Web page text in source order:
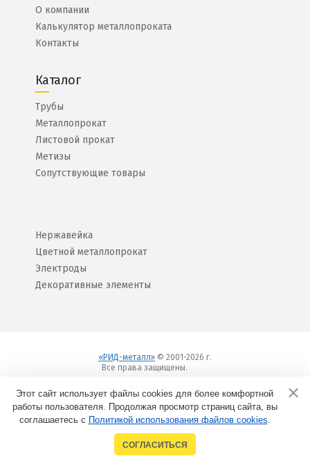
О компании
Калькулятор металлопроката
Контакты
Каталог
Трубы
Металлопрокат
Листовой прокат
Метизы
Сопутствующие товары
Нержавейка
Цветной металлопрокат
Электроды
Декоративные элементы
«РИД-металл»© 2001-2026 г.
Все права защищены.
Пользовательское соглашение
Создание сайтов в
Этот сайт использует файлы cookies для более комфортной
работы пользователя. Продолжая просмотр страниц сайта, вы
соглашаетесь с Политикой использования файлов cookies.
СОГЛАСИТЬСЯ